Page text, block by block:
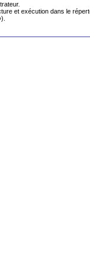
et exécution dans le